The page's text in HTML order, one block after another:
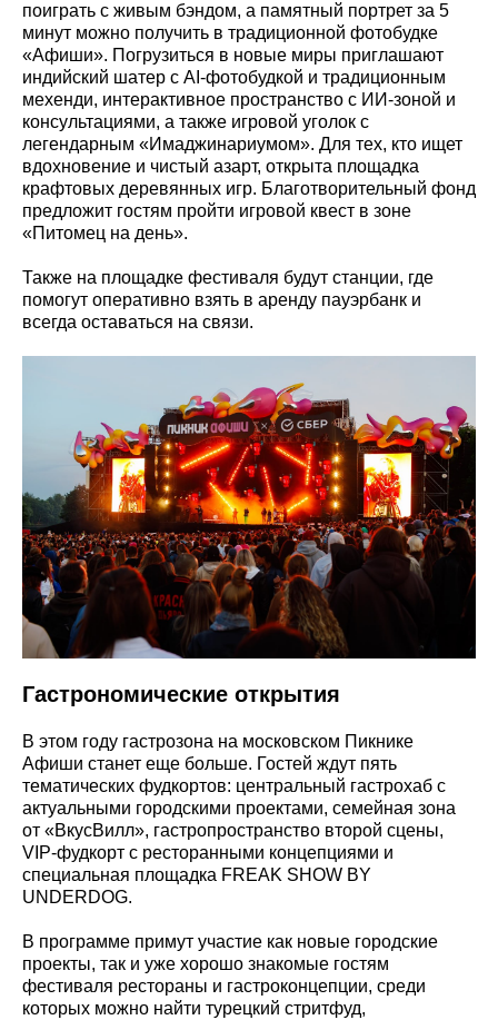
поиграть с живым бэндом, а памятный портрет за 5
минут можно получить в традиционной фотобудке
«Афиши». Погрузиться в новые миры приглашают
индийский шатер с AI-фотобудкой и традиционным
мехенди, интерактивное пространство с ИИ-зоной и
консультациями, а также игровой уголок с
легендарным «Имаджинариумом». Для тех, кто ищет
вдохновение и чистый азарт, открыта площадка
крафтовых деревянных игр. Благотворительный фонд
предложит гостям пройти игровой квест в зоне
«Питомец на день».
Также на площадке фестиваля будут станции, где
помогут оперативно взять в аренду пауэрбанк и
всегда оставаться на связи.
Гастрономические открытия
В этом году гастрозона на московском Пикнике
Афиши станет еще больше. Гостей ждут пять
тематических фудкортов: центральный гастрохаб с
актуальными городскими проектами, семейная зона
от «ВкусВилл», гастропространство второй сцены,
VIP-фудкорт с ресторанными концепциями и
специальная площадка FREAK SHOW BY
UNDERDOG.
В программе примут участие как новые городские
проекты, так и уже хорошо знакомые гостям
фестиваля рестораны и гастроконцепции, среди
которых можно найти турецкий стритфуд,